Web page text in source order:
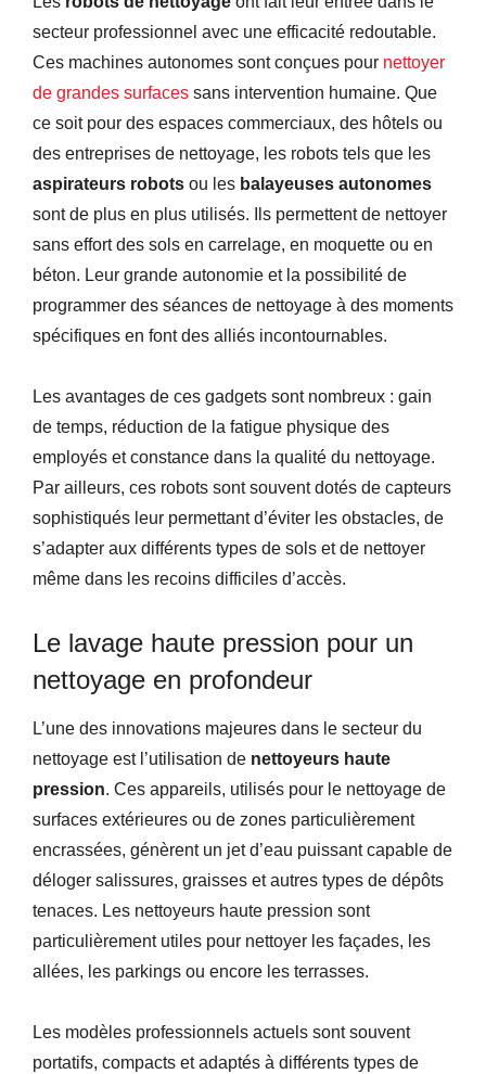
secteur professionnel avec une efficacité redoutable.
Ces machines autonomes sont conçues pour nettoyer
de grandes surfaces sans intervention humaine. Que
ce soit pour des espaces commerciaux, des hôtels ou
des entreprises de nettoyage, les robots tels que les
aspirateurs robots ou les balayeuses autonomes
sont de plus en plus utilisés. Ils permettent de nettoyer
sans effort des sols en carrelage, en moquette ou en
béton. Leur grande autonomie et la possibilité de
programmer des séances de nettoyage à des moments
spécifiques en font des alliés incontournables.
Les avantages de ces gadgets sont nombreux : gain
de temps, réduction de la fatigue physique des
employés et constance dans la qualité du nettoyage.
Par ailleurs, ces robots sont souvent dotés de capteurs
sophistiqués leur permettant d’éviter les obstacles, de
s’adapter aux différents types de sols et de nettoyer
même dans les recoins difficiles d’accès.
Le lavage haute pression pour un
nettoyage en profondeur
L’une des innovations majeures dans le secteur du
nettoyage est l’utilisation de nettoyeurs haute
pression. Ces appareils, utilisés pour le nettoyage de
surfaces extérieures ou de zones particulièrement
encrassées, génèrent un jet d’eau puissant capable de
déloger salissures, graisses et autres types de dépôts
tenaces. Les nettoyeurs haute pression sont
particulièrement utiles pour nettoyer les façades, les
allées, les parkings ou encore les terrasses.
Les modèles professionnels actuels sont souvent
portatifs, compacts et adaptés à différents types de